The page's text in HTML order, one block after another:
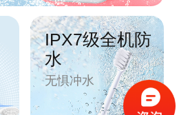
IPX7级全机防
水
无惧冲水